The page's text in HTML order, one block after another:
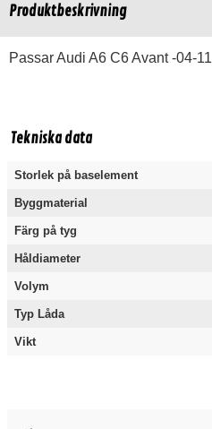
Produktbeskrivning
Passar Audi A6 C6 Avant -04-11
Tekniska data
Storlek på baselement
Byggmaterial
Färg på tyg
Håldiameter
Volym
Typ Låda
Vikt